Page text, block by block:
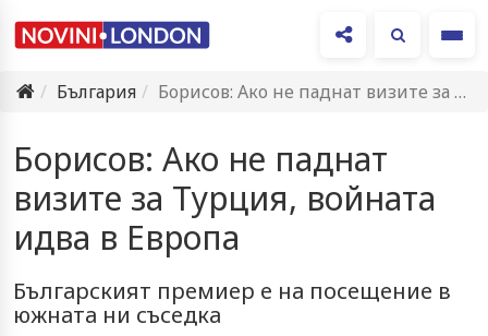
България
Борисов: Ако не паднат визите за Турция, войната идва в…
Борисов: Ако не паднат
визите за Турция, войната
идва в Европа
Българският премиер е на посещение в
южната ни съседка